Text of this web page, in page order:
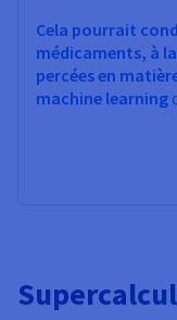
Cela pourrait
médicaments, à
percées en
machine learning